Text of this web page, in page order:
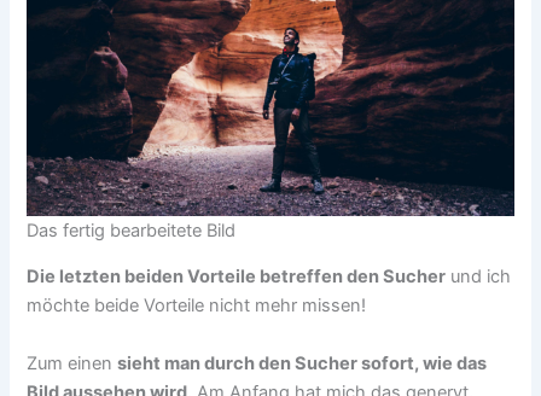
Das fertig bearbeitete Bild
Die letzten beiden Vorteile betreffen den Sucher und ich
möchte beide Vorteile nicht mehr missen!
Zum einensieht man durch den Sucher sofort, wie das